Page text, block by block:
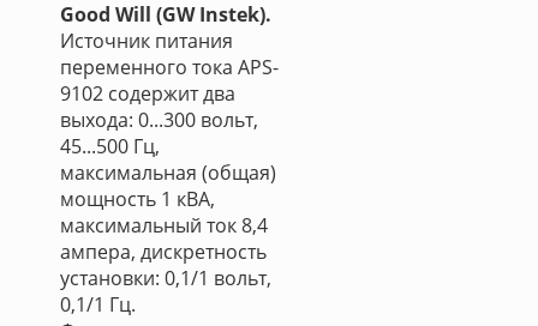
Good Will (GW Instek).
Источник питания
переменного тока APS-
9102 содержит два
выхода: 0...300 вольт,
45...500 Гц,
максимальная (общая)
мощность 1 кВА,
максимальный ток 8,4
ампера, дискретность
установки: 0,1/1 вольт,
0,1/1 Гц.